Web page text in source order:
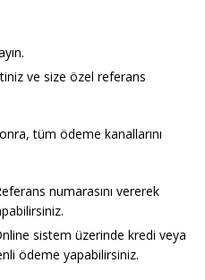
ve size özel referans
tüm ödeme kanallarını
numarasını vererek
sistem üzerinde kredi veya
ödeme yapabilirsiniz.